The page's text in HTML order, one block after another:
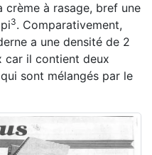
à rasage, bref une
3. Comparativement,
a une densité de 2
car il contient deux
sont mélangés par le